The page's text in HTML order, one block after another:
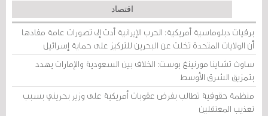
اقتصاد
برقيات دبلوماسية أمريكية: الحرب الإيرانية أدت إلى تصورات عامة مفادها
أن الولايات المتحدة تخلت عن البحرين للتركيز على حماية إسرائيل
ساوث تشاينا مورنينغ بوست: الخلاف بين السعودية والإمارات يهدد
بتمزيق الشرق الأوسط
منظمة حقوقية تطالب بفرض عقوبات أمريكية على وزير بحريني بسبب
تعذيب المعتقلين